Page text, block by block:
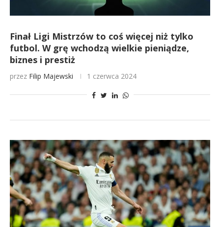
Finał Ligi Mistrzów to coś więcej niż tylko
futbol. W grę wchodzą wielkie pieniądze,
biznes i prestiż
przez Filip Majewski 1 czerwca 2024